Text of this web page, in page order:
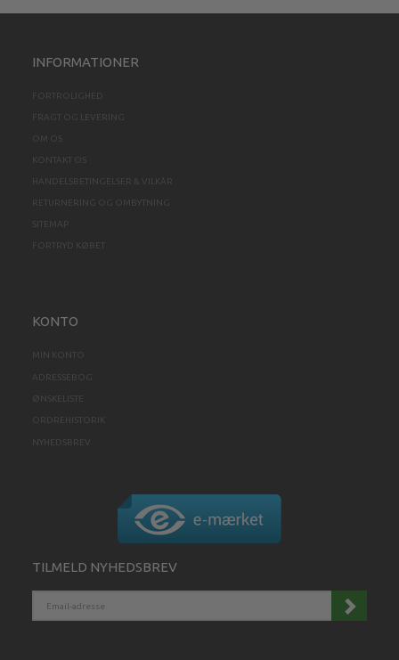
INFORMATIONER
FORTROLIGHED
FRAGT OG LEVERING
OM OS
KONTAKT OS
HANDELSBETINGELSER & VILKÅR
RETURNERING OG OMBYTNING
SITEMAP
FORTRYD KØBET
KONTO
MIN KONTO
ADRESSEBOG
ØNSKELISTE
ORDREHISTORIK
NYHEDSBREV
TILMELD NYHEDSBREV
ADRESSE